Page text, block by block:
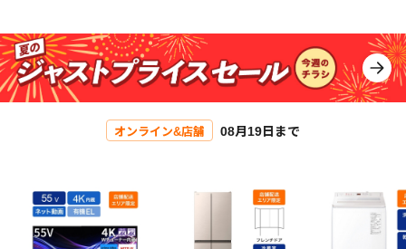
オンライン&店舗 08月19日まで